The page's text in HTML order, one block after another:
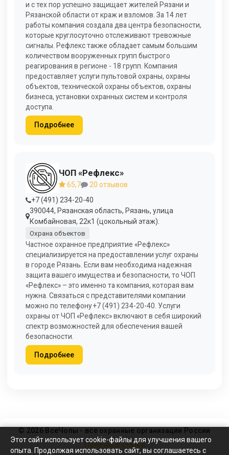
и с тех пор успешно защищает жителей Рязани и
Рязанской области от краж и взломов. За 14 лет
работы компания создала два центра безопасности,
которые круглосуточно отслеживают тревожные
сигналы. Рефлекс также обладает самым большим
количеством вооруженных групп быстрого
реагирования в регионе - 18 групп. Компания
предоставляет услуги пультовой охраны, охраны
объектов, технической охраны объектов, охраны
бизнеса, установки охранных систем и контроля
доступа.
Подробнее
ЧОП «Рефлекс»
65,7
20 отзывов
+7 (491) 234-20-40
390044, Рязанская область, Рязань, улица
Комбайновая, 22к1 (цокольный этаж).
Охрана объектов
Частное охранное предприятие «Рефлекс»
специализируется на предоставлении услуг охраны
в городе Рязань. Если вам необходима надежная
защита вашего имущества и безопасности, то ЧОП
«Рефлекс» – это именно та компания, которая вам
нужна. Связаться с представителями компании
можно по телефону +7 (491) 234-20-40. Услуги
охраны от ЧОП «Рефлекс» включают в себя широкий
спектр возможностей для обеспечения вашей
безопасности.
Подробнее
© 2026 ВсеЧопы - все охранные организации России
Полезные статьи
Этот сайт использует cookie-файлы для улучшения вашего
опыта. Продолжая использовать сайт, вы соглашаетесь с